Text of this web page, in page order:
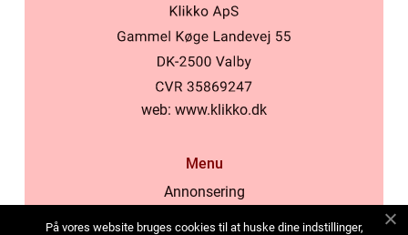
web: www.klikko.dk
Menu
Annonsering
På vores website bruges cookies til at huske dine indstillinger,